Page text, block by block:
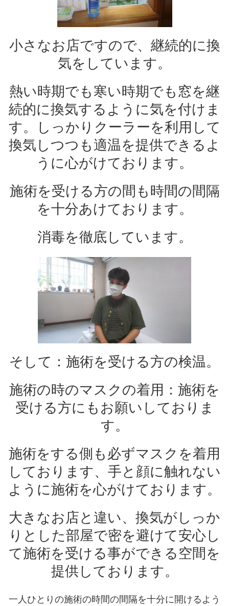
小さなお店ですので、継続的に換
気をしています。
熱い時期でも寒い時期でも窓を継
続的に換気するように気を付けま
す。しっかりクーラーを利用して
換気しつつも適温を提供できるよ
うに心がけております。
施術を受ける方の間も時間の間隔
を十分あけております。
消毒を徹底しています。
そして：施術を受ける方の検温。
施術の時のマスクの着用：施術を
受ける方にもお願いしておりま
す。
施術をする側も必ずマスクを着用
しております、手と顔に触れない
ように施術を心がけております。
大きなお店と違い、換気がしっか
りとした部屋で密を避けて安心し
て施術を受ける事ができる空間を
提供しております。
一人ひとりの施術の時間の間隔を十分に開けるよう